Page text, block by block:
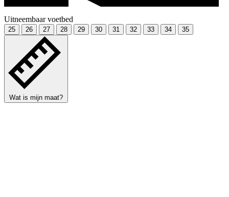
Uitneembaar voetbed
25 26 27 28 29 30 31 32 33 34 35
Wat is mijn maat?